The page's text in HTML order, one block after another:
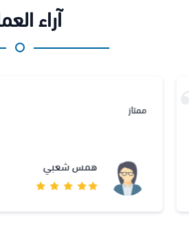
آراء
ممتاز
همس شعبي